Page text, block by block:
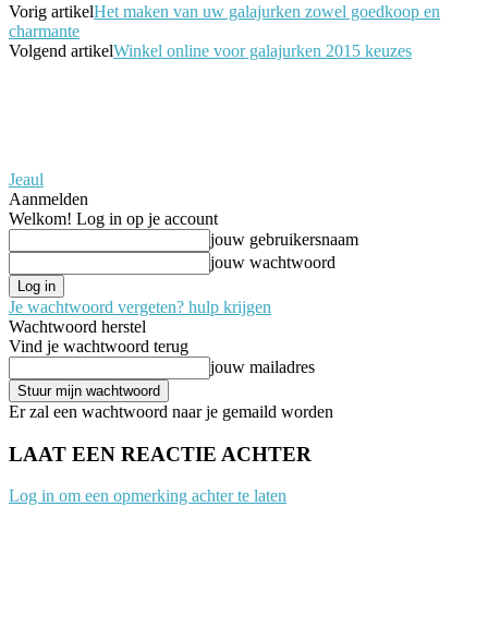
Vorig artikelHet maken van uw galajurken zowel goedkoop en
charmante
Volgend artikelWinkel online voor galajurken 2015 keuzes
Jeaul
Aanmelden
Welkom! Log in op je account
jouw gebruikersnaam
jouw wachtwoord
Je wachtwoord vergeten? hulp krijgen
Wachtwoord herstel
Vind je wachtwoord terug
jouw mailadres
Er zal een wachtwoord naar je gemaild worden
LAAT EEN REACTIE ACHTER
Log in om een opmerking achter te laten